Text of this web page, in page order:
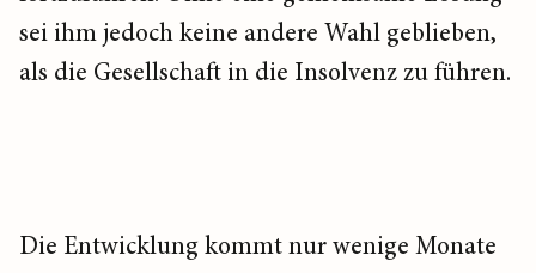
sei ihm jedoch keine andere Wahl geblieben,
als die Gesellschaft in die Insolvenz zu führen.
Die Entwicklung kommt nur wenige Monate